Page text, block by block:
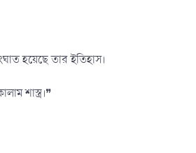
হয়েছে তার ইতিহাস।
শাস্ত্র।❞